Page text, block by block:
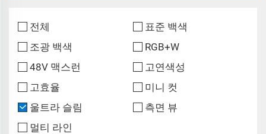
전체
표준 백색
조광 백색
RGB+W
48V 맥스런
고연색성
고효율
미니 컷
울트라 슬림
측면 뷰
멀티 라인